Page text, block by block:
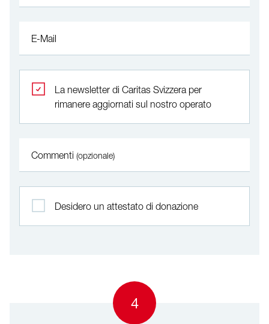
E-Mail
La newsletter di Caritas Svizzera per
rimanere aggiornati sul nostro operato
Commenti (opzionale)
Desidero un attestato di donazione
4